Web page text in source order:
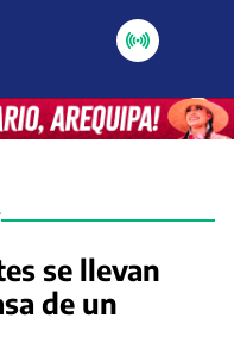
se llevan
de un